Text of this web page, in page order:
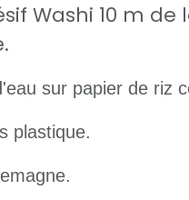
Washi 10 m de
sur papier de riz
plastique.